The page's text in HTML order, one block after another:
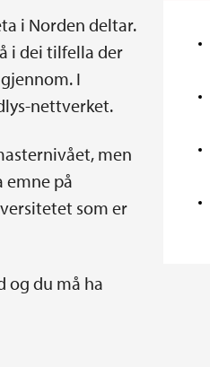
i Norden deltar.
i dei tilfella der
I
nettverket.
men
emne på
som er
og du må ha